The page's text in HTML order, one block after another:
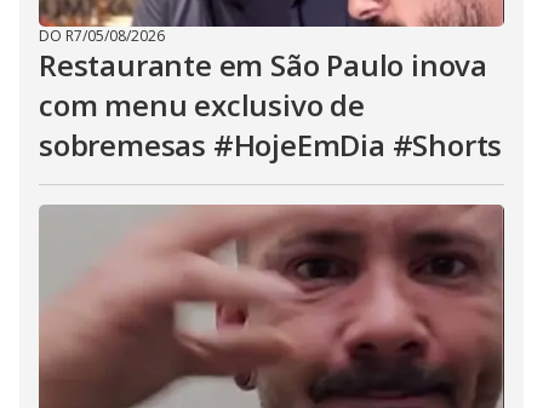
DO R7/05/08/2026
Restaurante em São Paulo inova
com menu exclusivo de
sobremesas #HojeEmDia #Shorts